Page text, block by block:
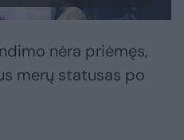
nėra priėmęs,
merų statusas po